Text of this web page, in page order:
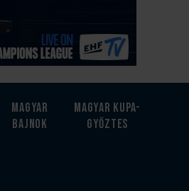
Magyar
bajnok
Magyar kupa-
győztes